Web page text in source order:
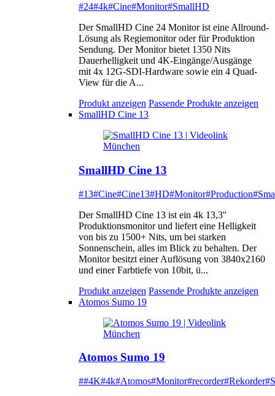
#24#4k#Cine#Monitor#SmallHD
Der SmallHD Cine 24 Monitor ist eine Allround-
Lösung als Regiemonitor oder für Produktion
Sendung. Der Monitor bietet 1350 Nits
Dauerhelligkeit und 4K-Eingänge/Ausgänge
mit 4x 12G-SDI-Hardware sowie ein 4 Quad-
View für die A...
Produkt anzeigen Passende Produkte anzeigen
SmallHD Cine 13
SmallHD Cine 13
#13#Cine#Cine13#HD#Monitor#Production
Der SmallHD Cine 13 ist ein 4k 13,3''
Produktionsmonitor und liefert eine Helligkeit
von bis zu 1500+ Nits, um bei starken
Sonnenschein, alles im Blick zu behalten. Der
Monitor besitzt einer Auflösung von 3840x2160
und einer Farbtiefe von 10bit, ü...
Produkt anzeigen Passende Produkte anzeigen
Atomos Sumo 19
Atomos Sumo 19
##4K#4k#Atomos#Monitor#recorder#Rekorder